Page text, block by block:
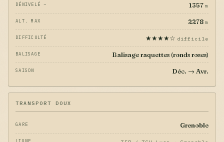
DÉNIVELÉ − 1357 m
ALT. MAX 2278 m
DIFFICULTÉ ★★★★☆ difficile
BALISAGE Balisage raquettes (ronds roses)
SAISON Déc. → Avr.
TRANSPORT DOUX
GARE Grenoble
LIGNE